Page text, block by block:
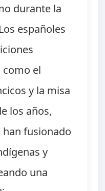
durante la
españoles
como el
y la misa
los años,
fusionado
y
una